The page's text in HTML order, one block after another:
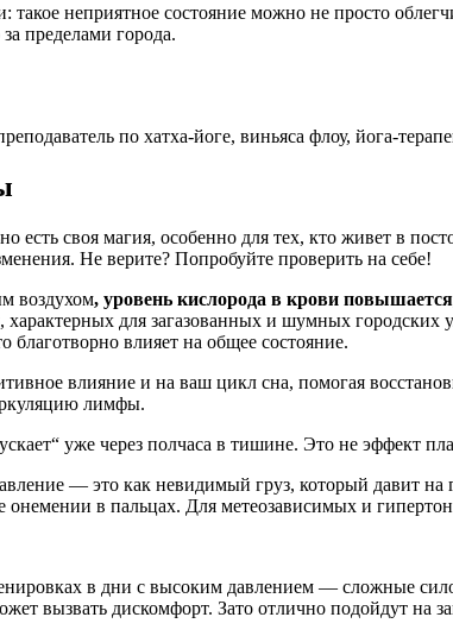
такое неприятное состояние можно не просто
пределами города.
по хатха-йоге, виньяса флоу, йога-
есть своя магия, особенно для тех, кто живет в
Не верите? Попробуйте проверить на себе!
воздухом, уровень кислорода в крови
характерных для загазованных и шумных городских
благотворно влияет на общее состояние.
влияние и на ваш цикл сна, помогая
лимфы.
уже через полчаса в тишине. Это не эффект
— это как невидимый груз, который давит
онемении в пальцах. Для метеозависимых и
в дни с высоким давлением — сложные
вызвать дискомфорт. Зато отлично подойдут на